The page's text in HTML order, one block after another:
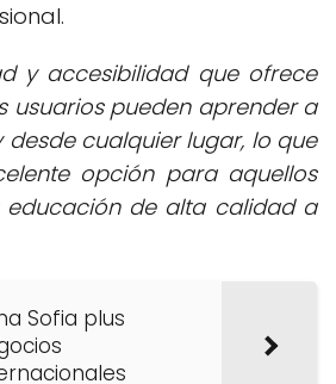
y accesibilidad que ofrece
usuarios pueden aprender a
cualquier lugar, lo que
opción para aquellos
educación de alta calidad a
Sofia plus